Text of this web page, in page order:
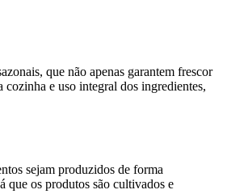
que não apenas garantem frescor
e uso integral dos ingredientes,
sejam produzidos de forma
que os produtos são cultivados e